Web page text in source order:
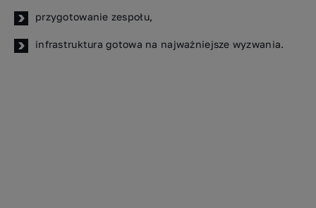
przygotowanie zespołu,
infrastruktura gotowa na najważniejsze wyzwania.